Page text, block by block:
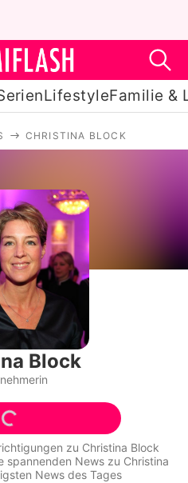
LifestyleFamilie &
& Serien
& Liebe
Exklusiv
auf Promiflash
CHRISTINA BLOCK
Block
zu Christina Block
spannenden News zu Christina
News des Tages